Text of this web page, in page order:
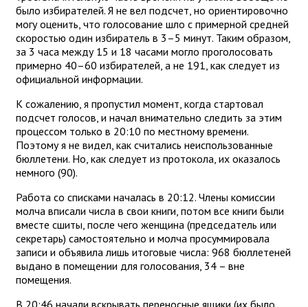
было избирателей. Я не вел подсчет, но ориентировочно
могу оценить, что голосование шло с примерной средней
скоростью один избиратель в 3–5 минут. Таким образом,
за 3 часа между 15 и 18 часами могло проголосовать
примерно 40–60 избирателей, а не 191, как следует из
официальной информации.
К сожалению, я пропустил момент, когда стартовал
подсчет голосов, и начал внимательно следить за этим
процессом только в 20:10 по местному времени.
Поэтому я не видел, как считались неиспользованные
бюллетени. Но, как следует из протокола, их оказалось
немного (90).
Работа со списками началась в 20:12. Члены комиссии
молча вписали числа в свои книги, потом все книги были
вместе сшиты, после чего женщина (председатель или
секретарь) самостоятельно и молча просуммировала
записи и объявила лишь итоговые числа: 968 бюллетеней
выдано в помещении для голосования, 34 – вне
помещения.
В 20:46 начали вскрывать переносные ящики (их было